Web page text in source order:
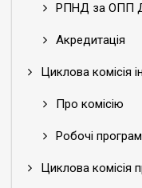
РПНД за ОПП
Акредитація
Циклова комісія
Про комісію
Робочі
Циклова комісія